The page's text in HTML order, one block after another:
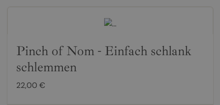
Pinch of Nom - Einfach schlank
schlemmen
22,00 €